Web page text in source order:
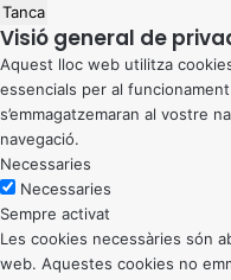
Tanca
Visió general de
Aquest lloc web utilitza
essencials per al
s’emmagatzemaran al vostre
navegació.
Necessaries
Necessaries
Sempre activat
Les cookies necessàries són
web. Aquestes cookies no